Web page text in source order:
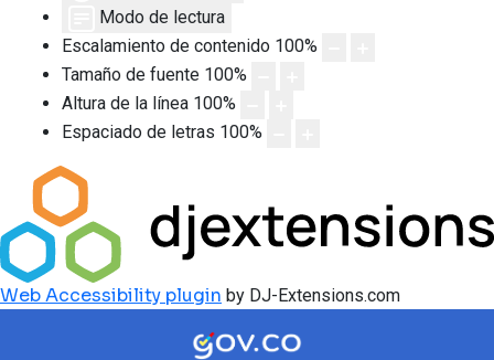
Modo de lectura
Escalamiento de contenido 100%
Tamaño de fuente 100%
Altura de la línea 100%
Espaciado de letras 100%
Web Accessibility plugin by DJ-Extensions.com